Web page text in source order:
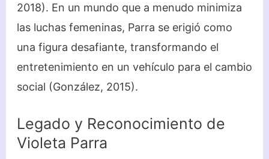
2018). En un mundo que a menudo minimiza
las luchas femeninas, Parra se erigió como
una figura desafiante, transformando el
entretenimiento en un vehículo para el cambio
social (González, 2015).
Legado y Reconocimiento de
Violeta Parra